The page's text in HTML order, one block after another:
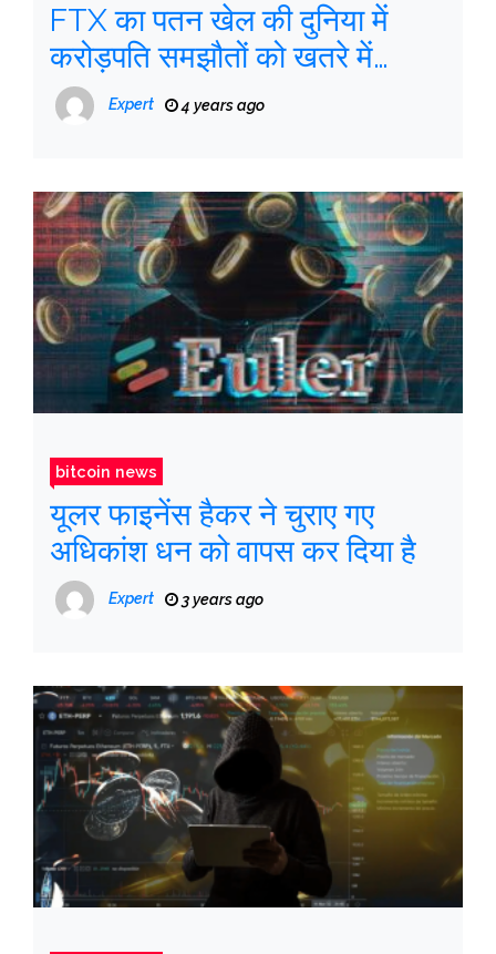
FTX का पतन खेल की दुनिया में
करोड़पति समझौतों को खतरे में
डालता है
Expert 4 years ago
bitcoin news
यूलर फाइनेंस हैकर ने चुराए गए
अधिकांश धन को वापस कर दिया है
Expert 3 years ago